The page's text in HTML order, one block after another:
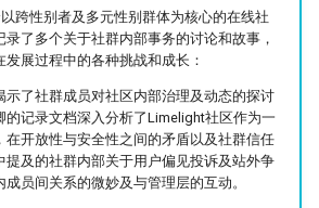
跨性别者及多元性别群体为核心的在线社
了多个关于社群内部事务的讨论和故事，
展过程中的各种挑战和成长：
示了社群成员对社区内部治理及动态的探讨
的记录文档深入分析了Limelight社区作为一
在开放性与安全性之间的矛盾以及社群信任
提及的社群内部关于用户偏见投诉及站外争
员间关系的微妙及与管理层的互动。